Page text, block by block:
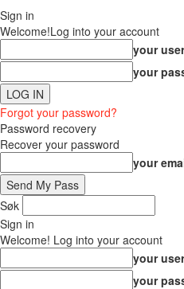
Sign in
Welcome!Log into your account
your
your
Forgot your password?
Password recovery
Recover your password
your
Søk
Sign in
Welcome! Log into your account
your
your